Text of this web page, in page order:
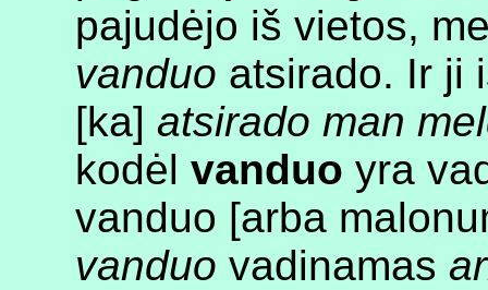
pajudėjo iš vietos,
vanduo atsirado. Ir ji
[ka] atsirado man
kodėl vanduo yra
vanduo [arba
vanduo vadinamas